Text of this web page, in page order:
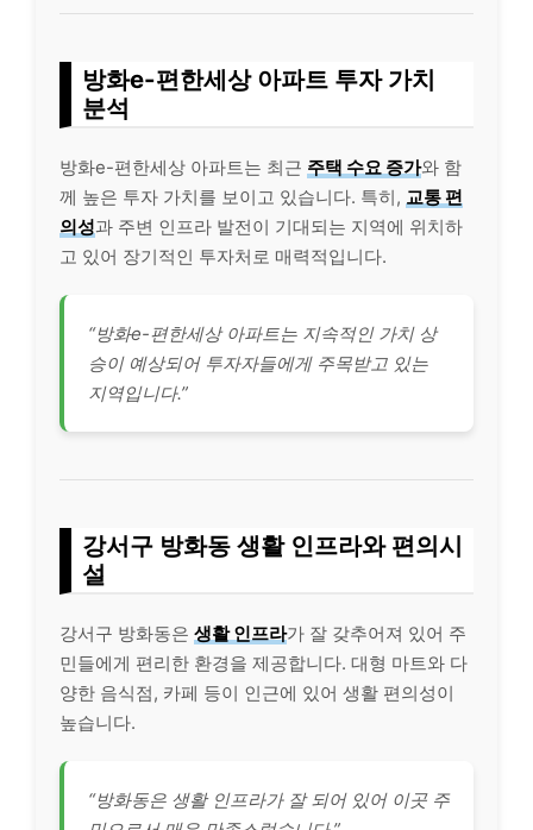
방화e-편한세상 아파트 투자 가치
분석
방화e-편한세상 아파트는 최근 주택 수요 증가와 함
께 높은 투자 가치를 보이고 있습니다. 특히, 교통 편
의성과 주변 인프라 발전이 기대되는 지역에 위치하
고 있어 장기적인 투자처로 매력적입니다.
“방화e-편한세상 아파트는 지속적인 가치 상
승이 예상되어 투자자들에게 주목받고 있는
지역입니다.”
강서구 방화동 생활 인프라와 편의시
설
강서구 방화동은 생활 인프라가 잘 갖추어져 있어 주
민들에게 편리한 환경을 제공합니다. 대형 마트와 다
양한 음식점, 카페 등이 인근에 있어 생활 편의성이
높습니다.
“방화동은 생활 인프라가 잘 되어 있어 이곳 주